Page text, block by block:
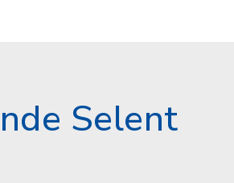
Selent